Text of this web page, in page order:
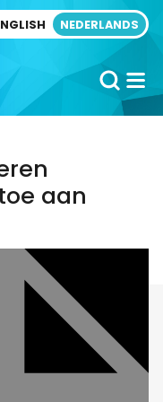
NEDERLANDS
aan